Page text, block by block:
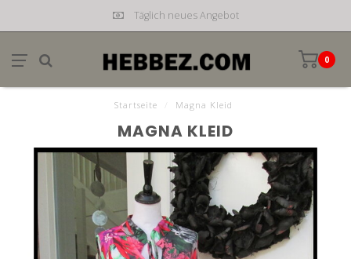
Täglich neues Angebot
0
Startseite Magna Kleid
MAGNA KLEID